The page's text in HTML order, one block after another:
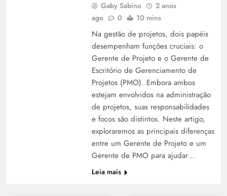
Gaby Sabino
2 anos
ago
0 10 mins
Na gestão de projetos, dois papéis
desempenham funções cruciais: o
Gerente de Projeto e o Gerente de
Escritório de Gerenciamento de
Projetos (PMO). Embora ambos
estejam envolvidos na administração
de projetos, suas responsabilidades
e focos são distintos. Neste artigo,
exploraremos as principais diferenças
entre um Gerente de Projeto e um
Gerente de PMO para ajudar…
Leia mais